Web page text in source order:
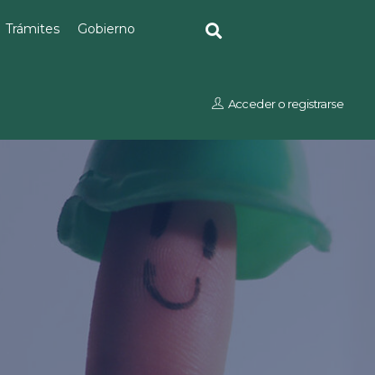
Trámites Gobierno
Acceder o registrarse